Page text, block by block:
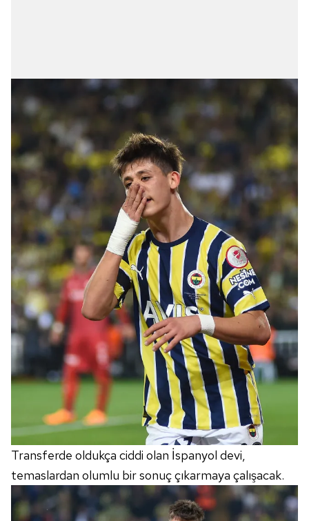
Transferde oldukça ciddi olan İspanyol devi,
temaslardan olumlu bir sonuç çıkarmaya çalışacak.